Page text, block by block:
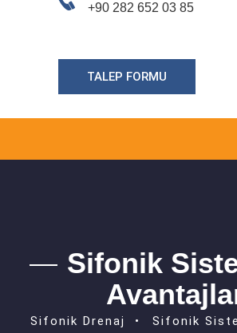
+90 282 652 03 85
TALEP FORMU
Sifonik
Sifonik Drenaj Sifonik